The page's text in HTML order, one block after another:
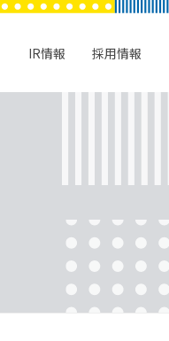
IR情報 採用情報